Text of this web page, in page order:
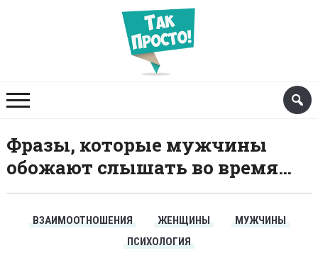
Фразы, которые мужчины
обожают слышать во время…
ВЗАИМООТНОШЕНИЯ ЖЕНЩИНЫ
МУЖЧИНЫ
ПСИХОЛОГИЯ